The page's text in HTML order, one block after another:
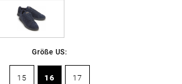
Größe US:
15 16 17